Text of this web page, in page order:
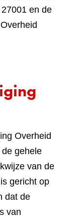
en de
Overheid
gehele
van de
gericht op
dat de
van